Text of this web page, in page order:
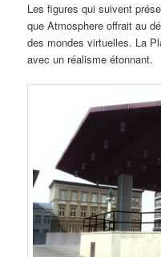
Les figures qui suivent
que Atmosphere offrait au
des mondes virtuelles. La
avec un réalisme étonnant.